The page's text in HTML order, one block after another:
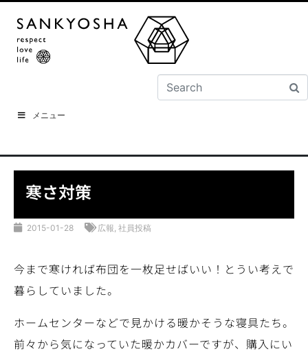
メニュー
寒さ対策
2015-01-28 広報, 社員投稿
今まで寒ければ布団を一枚足せばいい！とうい考えで
暮らしていました。
ホームセンターなどで見かける暖かそうな寝具たち。
前々から気になっていた暖かカバーですが、購入にい